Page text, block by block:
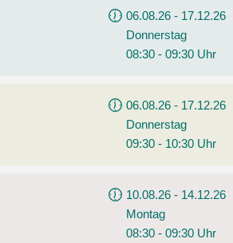
06.08.26 - 17.12.26
Donnerstag
08:30 - 09:30 Uhr
06.08.26 - 17.12.26
Donnerstag
09:30 - 10:30 Uhr
10.08.26 - 14.12.26
Montag
08:30 - 09:30 Uhr